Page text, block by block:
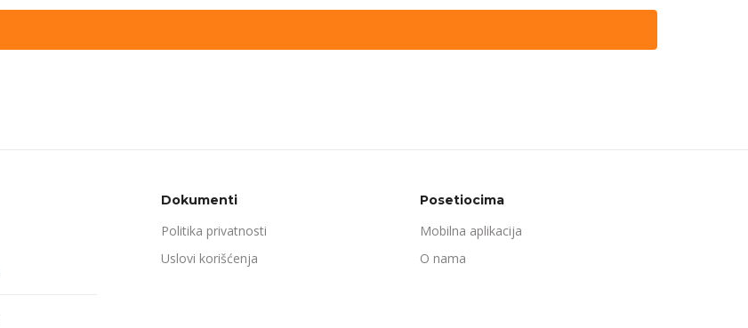
Dokumenti
Politika privatnosti
Uslovi korišćenja
Posetiocima
Mobilna aplikacija
O nama